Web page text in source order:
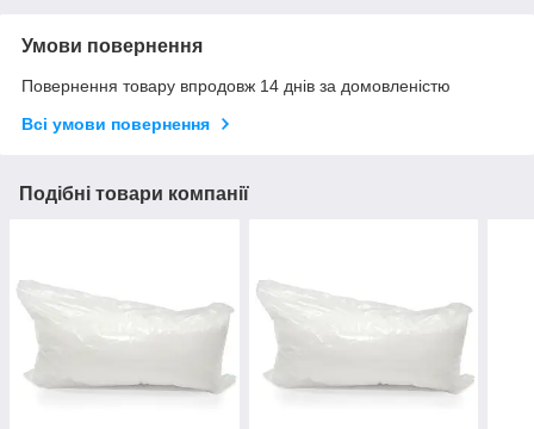
Умови повернення
Повернення товару впродовж 14 днів за домовленістю
Всі умови повернення
Подібні товари компанії